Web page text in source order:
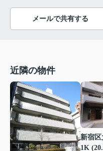
メールで共有する
近隣の物件
新宿区
1K